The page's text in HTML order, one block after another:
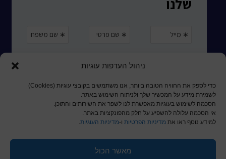
ניהול העדפות עוגיות
כדי לספק את החוויה הטובה ביותר, אנו משתמשים בקובצי עוגיות (Cookies)
לשמירת מידע על המכשיר שלך ולניתוח השימוש באתר.
הסכמה לשימוש בעוגיות מאפשרת לנו לשפר את השירותים והתוכן.
אי הסכמה עלולה להשפיע על חלק מהפונקציות באתר.
למידע נוסף ראו את מדיניות הפרטיות ו-מדיניות העוגיות.
מאשר הכול
© כל הזכויות שמורות לכותר ראשון